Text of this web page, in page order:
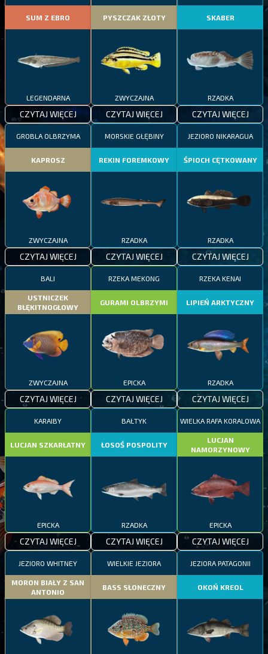
SUM Z EBRO
LEGENDARNA
CZYTAJ WIĘCEJ
PYSZCZAK ZŁOTY
ZWYCZAJNA
CZYTAJ WIĘCEJ
SKABER
RZADKA
CZYTAJ WIĘCEJ
GROBLA OLBRZYMA
KAPROSZ
ZWYCZAJNA
CZYTAJ WIĘCEJ
MORSKIE GŁĘBINY
REKIN FOREMKOWY
RZADKA
CZYTAJ WIĘCEJ
JEZIORO NIKARAGUA
ŚPIOCH CĘTKOWANY
RZADKA
CZYTAJ WIĘCEJ
BALI
USTNICZEK
BŁĘKITNOGŁOWY
ZWYCZAJNA
CZYTAJ WIĘCEJ
RZEKA MEKONG
GURAMI OLBRZYMI
EPICKA
CZYTAJ WIĘCEJ
RZEKA KENAI
LIPIEŃ ARKTYCZNY
RZADKA
CZYTAJ WIĘCEJ
KARAIBY
LUCJAN SZKARŁATNY
EPICKA
CZYTAJ WIĘCEJ
BAŁTYK
ŁOSOŚ POSPOLITY
RZADKA
CZYTAJ WIĘCEJ
WIELKA RAFA KORALOWA
LUCJAN
NAMORZYNOWY
EPICKA
CZYTAJ WIĘCEJ
JEZIORO WHITNEY
MORON BIAŁY Z SAN
ANTONIO
WIELKIE JEZIORA
BASS SŁONECZNY
JEZIORA PATAGONII
OKOŃ KREOL